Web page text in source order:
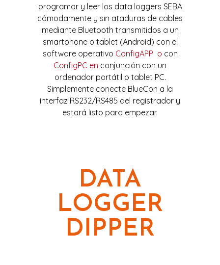
programar y leer los data loggers SEBA
cómodamente y sin ataduras de cables
mediante Bluetooth transmitidos a un
smartphone o tablet (Android) con el
software operativo ConfigAPP o con
ConfigPC en conjunción con un
ordenador portátil o tablet PC.
Simplemente conecte BlueCon a la
interfaz RS232/RS485 del registrador y
estará listo para empezar.
DATA
LOGGER
DIPPER